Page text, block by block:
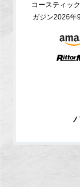
コースティッ
ガジン2026年